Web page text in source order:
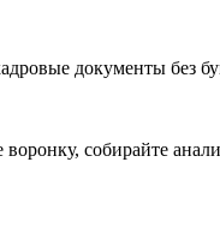
документы без
собирайте